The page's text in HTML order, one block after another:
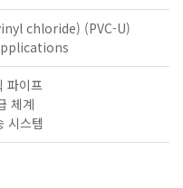
chloride) (PVC-U)
파이프
체계
시스템